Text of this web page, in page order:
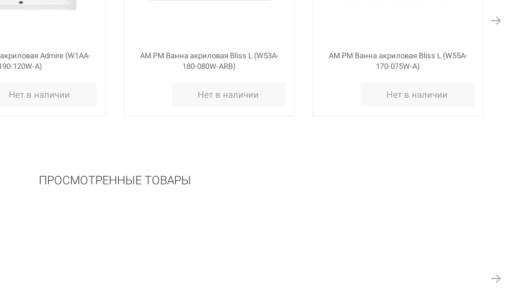
Admire (W1AA-
120W-A)
Нет в наличии
AM.PM Ванна акриловая Bliss L (W53A-
180-080W-ARB)
Нет в наличии
AM.PM Ванна акриловая Bliss L (W55A-
170-075W-A)
Нет в наличии
ПРОСМОТРЕННЫЕ ТОВАРЫ